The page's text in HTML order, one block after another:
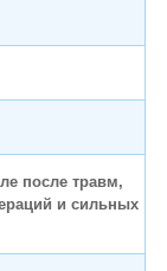
после травм,
и сильных